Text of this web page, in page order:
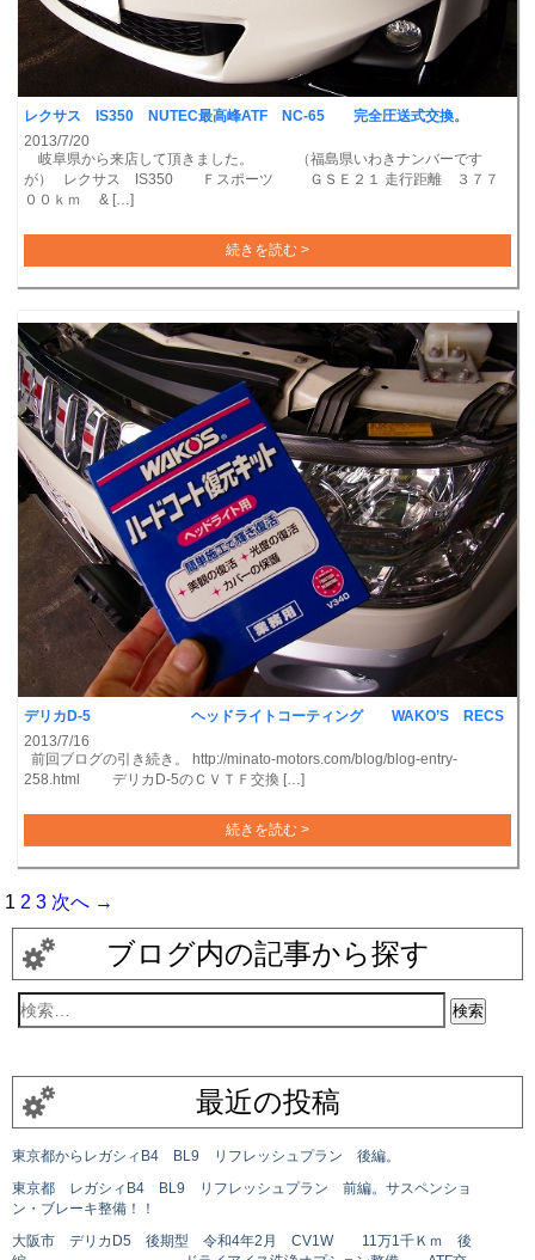
レクサス IS350 NUTEC最高峰ATF NC-65 完全圧送式交換。
2013/7/20
岐阜県から来店して頂きました。 （福島県いわきナンバーです
が） レクサス IS350 Ｆスポーツ ＧＳＥ２１ 走行距離 ３７７
００ｋｍ & […]
続きを読む >
デリカD-5 ヘッドライトコーティング WAKO’S RECS
2013/7/16
前回ブログの引き続き。 http://minato-motors.com/blog/blog-entry-
258.html デリカD-5のＣＶＴＦ交換 […]
続きを読む >
1 2 3 次へ →
ブログ内の記事から探す
最近の投稿
東京都からレガシィB4 BL9 リフレッシュプラン 後編。
東京都 レガシィB4 BL9 リフレッシュプラン 前編。サスペンショ
ン・ブレーキ整備！！
大阪市 デリカD5 後期型 令和4年2月 CV1W 11万1千Ｋｍ 後